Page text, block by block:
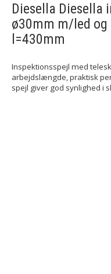
Diesella Diesella
ø30mm m/led og
l=430mm
Inspektionsspejl med
arbejdslængde, praktisk
spejl giver god synlighed i